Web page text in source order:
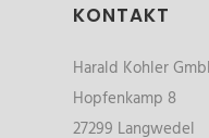
KONTAKT
Harald Kohler
Hopfenkamp 8
27299 Langwedel